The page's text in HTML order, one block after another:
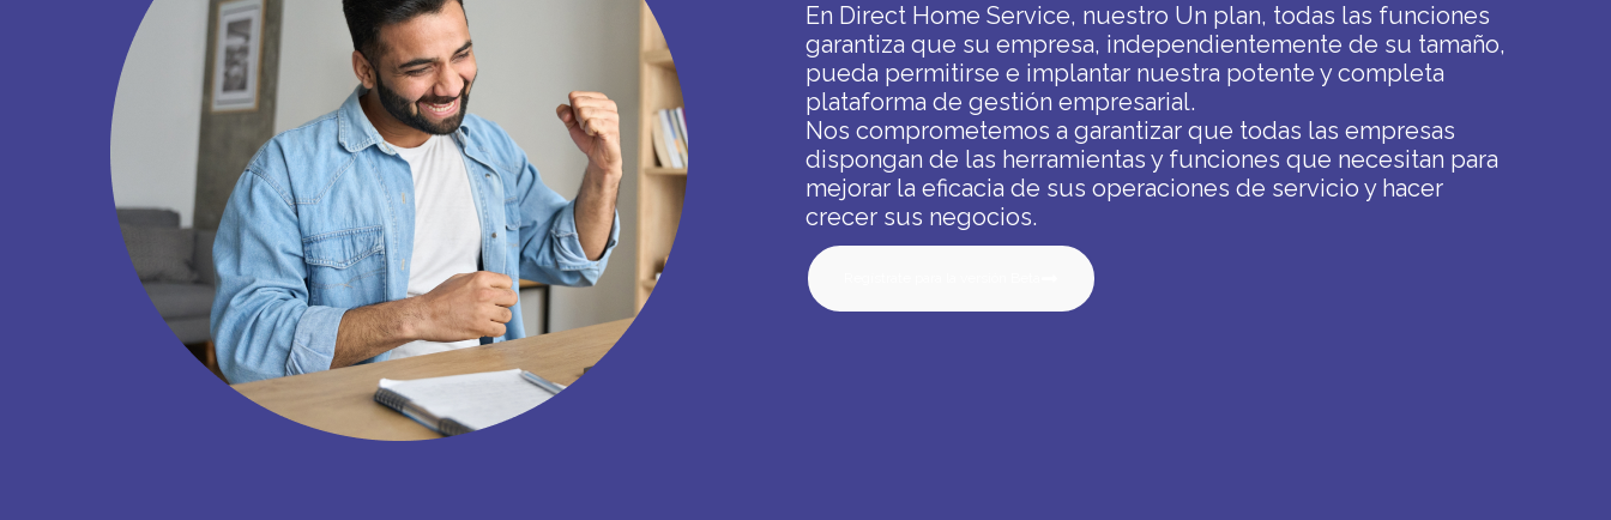
En Direct Home Service, nuestro Un plan, todas las funciones
garantiza que su empresa, independientemente de su tamaño,
pueda permitirse e implantar nuestra potente y completa
plataforma de gestión empresarial.
Nos comprometemos a garantizar que todas las empresas
dispongan de las herramientas y funciones que necesitan para
mejorar la eficacia de sus operaciones de servicio y hacer
crecer sus negocios.